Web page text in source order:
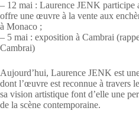
– 12 mai : Laurence JENK participe
offre une œuvre à la vente aux
à Monaco ;
– 5 mai : exposition à Cambrai
Cambrai)
Aujourd’hui, Laurence JENK est
dont l’œuvre est reconnue à travers
sa vision artistique font d’elle une
de la scène contemporaine.